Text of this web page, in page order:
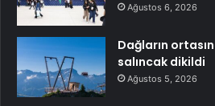
Ağustos 6, 2026
Dağların
salıncak dikildi
Ağustos 5, 2026